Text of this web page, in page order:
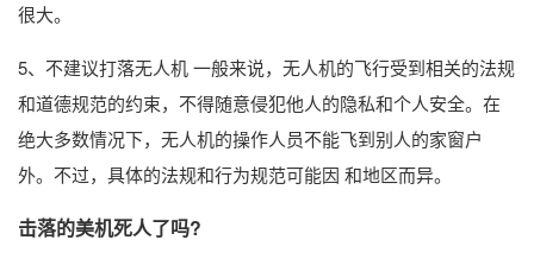
很大。
5、不建议打落无人机 一般来说，无人机的飞行受到相关的法规
和道德规范的约束，不得随意侵犯他人的隐私和个人安全。在
绝大多数情况下，无人机的操作人员不能飞到别人的家窗户
外。不过，具体的法规和行为规范可能因 和地区而异。
击落的美机死人了吗?